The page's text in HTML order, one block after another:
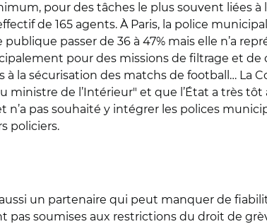
pour des tâches le plus souvent liées à
de 165 agents. À Paris, la police
passer de 36 à 47% mais elle n’a
pour des missions de filtrage et de
la sécurisation des matchs de football… La
de l’Intérieur" et que l’État a très tôt
pas souhaité y intégrer les polices
policiers.
un partenaire qui peut manquer de
soumises aux restrictions du droit de